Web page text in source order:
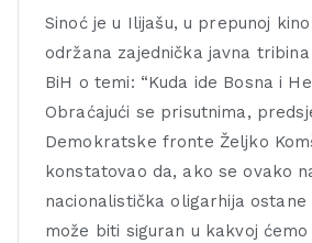
Sinoć je u Ilijašu, u prepunoj
održana zajednička javna tribina
BiH o temi: “Kuda ide Bosna i
Obraćajući se prisutnima,
Demokratske fronte Željko
konstatovao da, ako se ovako
nacionalistička oligarhija
može biti siguran u kakvoj